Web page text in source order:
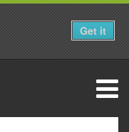
Get it